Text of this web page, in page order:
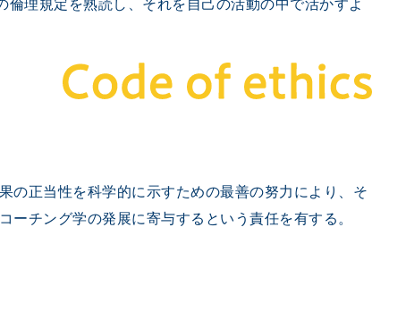
理規定を熟読し、それを自己の活動の中で活かすよ
の正当性を科学的に示すための最善の努力により、そ
チング学の発展に寄与するという責任を有する。